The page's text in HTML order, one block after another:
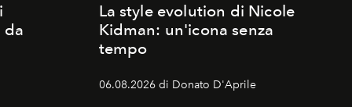
da
La style evolution di Nicole
Kidman: un'icona senza
tempo
06.08.2026 di Donato D'Aprile